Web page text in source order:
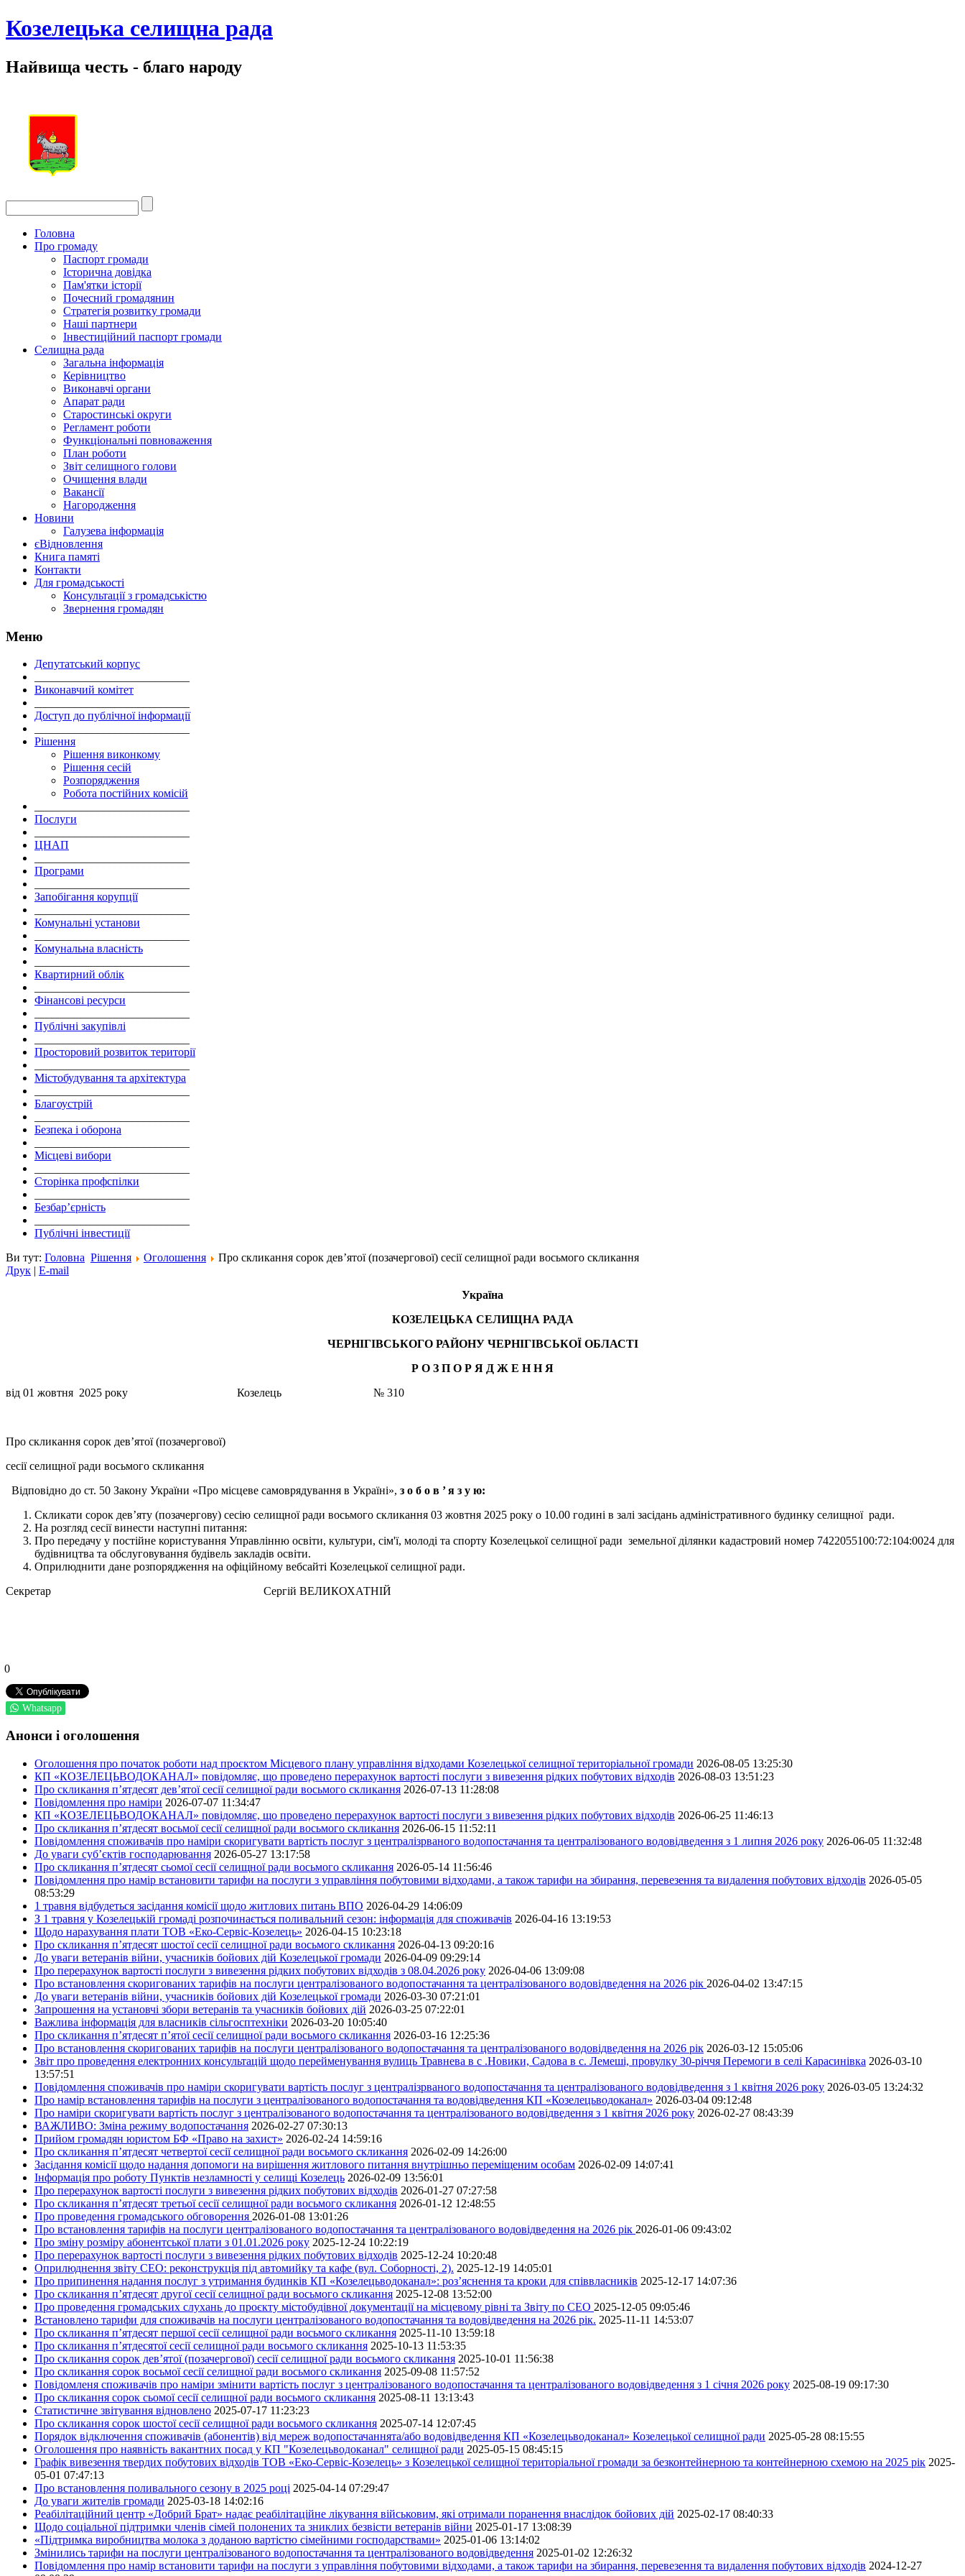
Козелецька селищна рада
Найвища честь - благо народу
Головна
Про громаду
Паспорт громади
Історична довідка
Пам'ятки історії
Почесний громадянин
Стратегія розвитку громади
Наші партнери
Інвестиційний паспорт громади
Селищна рада
Загальна інформація
Керівництво
Виконавчі органи
Апарат ради
Старостинські округи
Регламент роботи
Функціональні повноваження
План роботи
Звіт селищного голови
Очищення влади
Вакансії
Нагородження
Новини
Галузева інформація
єВідновлення
Книга памяті
Контакти
Для громадськості
Консультації з громадськістю
Звернення громадян
Меню
Депутатський корпус
Виконавчий комітет
Доступ до публічної інформації
Рішення
Рішення виконкому
Рішення сесій
Розпорядження
Робота постійних комісій
Послуги
ЦНАП
Програми
Запобігання корупції
Комунальні установи
Комунальна власність
Квартирний облік
Фінансові ресурси
Публічні закупівлі
Просторовий розвиток території
Містобудування та архітектура
Благоустрій
Безпека і оборона
Місцеві вибори
Сторінка профспілки
Безбар’єрність
Публічні інвестиції
Ви тут: Головна Рішення Оголошення
Про скликання сорок дев’ятої (позачергової) сесії селищної ради восьмого скликання
Друк | E-mail
Україна
КОЗЕЛЕЦЬКА СЕЛИЩНА РАДА
ЧЕРНІГІВСЬКОГО РАЙОНУ ЧЕРНІГІВСЬКОЇ ОБЛАСТІ
Р О З П О Р Я Д Ж Е ННЯ
від 01 жовтня 2025 року Козелець № 310
Про скликання сорок дев’ятої (позачергової)
сесії селищної ради восьмого скликання
Відповідно до ст. 50 Закону України «Про місцеве самоврядування в Україні», з о б о в ’я з у ю:
Скликати сорок дев’яту (позачергову) сесію селищної ради восьмого скликання 03 жовтня 2025 року о 10.00 годині в залі засідань адміністративного будинку селищної ради.
На розгляд сесії винести наступні питання:
Про передачу у постійне користування Управлінню освіти, культури, сім'ї, молоді та спорту Козелецької селищної ради земельної ділянки кадастровий номер 7422055100:72:104:0024 для
будівництва та обслуговування будівель закладів освіти.
Оприлюднити дане розпорядження на офіційному вебсайті Козелецької селищної ради.
Секретар Сергій ВЕЛИКОХАТНІЙ
0
Whatsapp
Анонси і оголошення
Оголошення про початок роботи над проєктом Місцевого плану управління відходами Козелецької селищної територіальної громади 2026-08-05 13:25:30
КП «КОЗЕЛЕЦЬВОДОКАНАЛ» повідомляє, що проведено перерахунок вартості послуги з вивезення рідких побутових відходів 2026-08-03 13:51:23
Про скликання п’ятдесят дев’ятої сесії селищної ради восьмого скликання 2026-07-13 11:28:08
Повідомлення про наміри 2026-07-07 11:34:47
КП «КОЗЕЛЕЦЬВОДОКАНАЛ» повідомляє, що проведено перерахунок вартості послуги з вивезення рідких побутових відходів 2026-06-25 11:46:13
Про скликання п’ятдесят восьмої сесії селищної ради восьмого скликання 2026-06-15 11:52:11
Повідомлення споживачів про наміри скоригувати вартість послуг з централізрваного водопостачання та централізованого водовідведення з 1 липня 2026 року 2026-06-05 11:32:48
До уваги суб’єктів господарювання 2026-05-27 13:17:58
Про скликання п’ятдесят сьомої сесії селищної ради восьмого скликання 2026-05-14 11:56:46
Повідомлення про намір встановити тарифи на послуги з управління побутовими відходами, а також тарифи на збирання, перевезення та видалення побутових відходів 2026-05-05
08:53:29
1 травня відбудеться засідання комісії щодо житлових питань ВПО 2026-04-29 14:06:09
З 1 травня у Козелецькій громаді розпочинається поливальний сезон: інформація для споживачів 2026-04-16 13:19:53
Щодо нарахування плати ТОВ «Еко-Сервіс-Козелець» 2026-04-15 10:23:18
Про скликання п’ятдесят шостої сесії селищної ради восьмого скликання 2026-04-13 09:20:16
До уваги ветеранів війни, учасників бойових дій Козелецької громади 2026-04-09 09:29:14
Про перерахунок вартості послуги з вивезення рідких побутових відходів з 08.04.2026 року 2026-04-06 13:09:08
Про встановлення скоригованих тарифів на послуги централізованого водопостачання та централізованого водовідведення на 2026 рік 2026-04-02 13:47:15
До уваги ветеранів війни, учасників бойових дій Козелецької громади 2026-03-30 07:21:01
Запрошення на установчі збори ветеранів та учасників бойових дій 2026-03-25 07:22:01
Важлива інформація для власників сільгосптехніки 2026-03-20 10:05:40
Про скликання п’ятдесят п’ятої сесії селищної ради восьмого скликання 2026-03-16 12:25:36
Про встановлення скоригованих тарифів на послуги централізованого водопостачання та централізованого водовідведення на 2026 рік 2026-03-12 15:05:06
Звіт про проведення електронних консультацій щодо перейменування вулиць Травнева в с .Новики, Садова в с. Лемеші, провулку 30-річчя Перемоги в селі Карасинівка 2026-03-10
13:57:51
Повідомлення споживачів про наміри скоригувати вартість послуг з централізрваного водопостачання та централізованого водовідведення з 1 квітня 2026 року 2026-03-05 13:24:32
Про намір встановлення тарифів на послуги з централізованого водопостачання та водовідведення КП «Козелецьводоканал» 2026-03-04 09:12:48
Про наміри скоригувати вартість послуг з централізованого водопостачання та централізованого водовідведення з 1 квітня 2026 року 2026-02-27 08:43:39
ВАЖЛИВО: Зміна режиму водопостачання 2026-02-27 07:30:13
Прийом громадян юристом БФ «Право на захист» 2026-02-24 14:59:16
Про скликання п’ятдесят четвертої сесії селищної ради восьмого скликання 2026-02-09 14:26:00
Засідання комісії щодо надання допомоги на вирішення житлового питання внутрішньо переміщеним особам 2026-02-09 14:07:41
Інформація про роботу Пунктів незламності у селищі Козелець 2026-02-09 13:56:01
Про перерахунок вартості послуги з вивезення рідких побутових відходів 2026-01-27 07:27:58
Про скликання п’ятдесят третьої сесії селищної ради восьмого скликання 2026-01-12 12:48:55
Про проведення громадського обговорення 2026-01-08 13:01:26
Про встановлення тарифів на послуги централізованого водопостачання та централізованого водовідведення на 2026 рік 2026-01-06 09:43:02
Про зміну розміру абонентської плати з 01.01.2026 року 2025-12-24 10:22:19
Про перерахунок вартості послуги з вивезення рідких побутових відходів 2025-12-24 10:20:48
Оприлюднення звіту СЕО: реконструкція під автомийку та кафе (вул. Соборності, 2). 2025-12-19 14:05:01
Про припинення надання послуг з утримання будинків КП «Козелецьводоканал»: роз’яснення та кроки для співвласників 2025-12-17 14:07:36
Про скликання п’ятдесят другої сесії селищної ради восьмого скликання 2025-12-08 13:52:00
Про проведення громадських слухань до проєкту містобудівної документації на місцевому рівні та Звіту по СЕО 2025-12-05 09:05:46
Встановлено тарифи для споживачів на послуги централізованого водопостачання та водовідведення на 2026 рік. 2025-11-11 14:53:07
Про скликання п’ятдесят першої сесії селищної ради восьмого скликання 2025-11-10 13:59:18
Про скликання п’ятдесятої сесії селищної ради восьмого скликання 2025-10-13 11:53:35
Про скликання сорок дев’ятої (позачергової) сесії селищної ради восьмого скликання 2025-10-01 11:56:38
Про скликання сорок восьмої сесії селищної ради восьмого скликання 2025-09-08 11:57:52
Повідомленя споживачів про наміри змінити вартість послуг з централізованого водопостачання та централізованого водовідведення з 1 січня 2026 року 2025-08-19 09:17:30
Про скликання сорок сьомої сесії селищної ради восьмого скликання 2025-08-11 13:13:43
Статистичне звітування відновлено 2025-07-17 11:23:23
Про скликання сорок шостої сесії селищної ради восьмого скликання 2025-07-14 12:07:45
Порядок відключення споживачів (абонентів) від мереж водопостачаннята/або водовідведення КП «Козелецьводоканал» Козелецької селищної ради 2025-05-28 08:15:55
Оголошення про наявність вакантних посад у КП "Козелецьводоканал" селищної ради 2025-05-15 08:45:15
Графік вивезення твердих побутових відходів ТОВ «Еко-Сервіс-Козелець» з Козелецької селищної територіальної громади за безконтейнерною та контейнерною схемою на 2025 рік 2025-
05-01 07:47:13
Про встановлення поливального сезону в 2025 році 2025-04-14 07:29:47
До уваги жителів громади 2025-03-18 14:02:16
Реабілітаційний центр «Добрий Брат» надає реабілітаційне лікування військовим, які отримали поранення внаслідок бойових дій 2025-02-17 08:40:33
Щодо соціальної підтримки членів сімей полонених та зниклих безвісти ветеранів війни 2025-01-17 13:08:39
«Підтримка виробництва молока з доданою вартістю сімейними господарствами» 2025-01-06 13:14:02
Змінились тарифи на послуги централізованого водопостачання та централізованого водовідведення 2025-01-02 12:26:32
Повідомлення про намір встановити тарифи на послуги з управління побутовими відходами, а також тарифи на збирання, перевезення та видалення побутових відходів 2024-12-27